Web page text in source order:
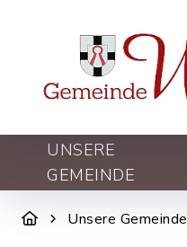
UNSERE
GEMEINDE
Unsere Gemeinde